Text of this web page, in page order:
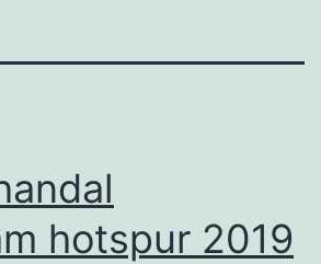
hotspur 2019